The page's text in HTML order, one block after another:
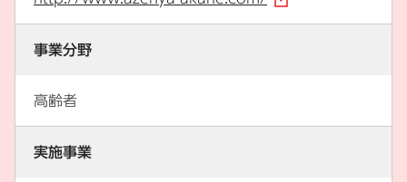
事業分野
高齢者
実施事業